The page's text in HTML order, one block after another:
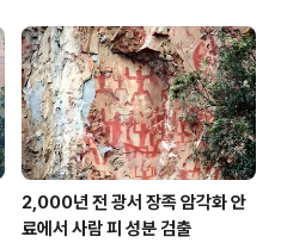
2,000년 전 광서 장족 암각화 안
료에서 사람 피 성분 검출